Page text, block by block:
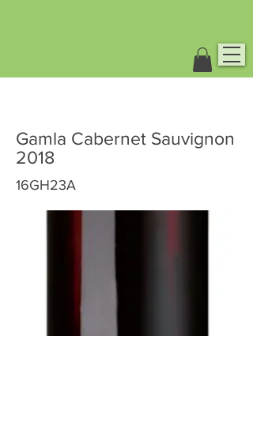
Gamla Cabernet Sauvignon
2018
16GH23A